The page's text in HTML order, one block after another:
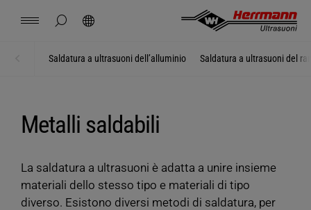
nascondi ricerca nella pagina
Saldare con gli ultrasuoni
Contatto Località Notizie Offerta di lavoro Download
Mexico español
Hungary
Saldatura a ultrasuoni dell’alluminio Saldatura a ultrasuoni del
Metalli saldabili
La saldatura a ultrasuoni è adatta a unire insieme
materiali dello stesso tipo e materiali di tipo
diverso. Esistono diversi metodi di saldatura, per